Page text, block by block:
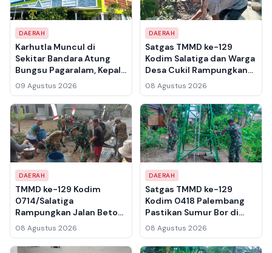
DAERAH
Karhutla Muncul di
Sekitar Bandara Atung
Bungsu Pagaralam, Kepala
Bandara Minta Warga Tak
Buang Puntung Rokok
Sembarangan
09 Agustus 2026
DAERAH
Satgas TMMD ke-129
Kodim Salatiga dan Warga
Desa Cukil Rampungkan
Rabat Beton Jalan, Target
Tembus Sebelum
Penarikan Pasukan
08 Agustus 2026
DAERAH
TMMD ke-129 Kodim
0714/Salatiga
Rampungkan Jalan Beton
di Desa Cukil, Gotong
Royong Warga dan Satgas
Jadi Sorotan
08 Agustus 2026
DAERAH
Satgas TMMD ke-129
Kodim 0418 Palembang
Pastikan Sumur Bor di
Talang Betutu Layak Pakai
untuk Warga
08 Agustus 2026